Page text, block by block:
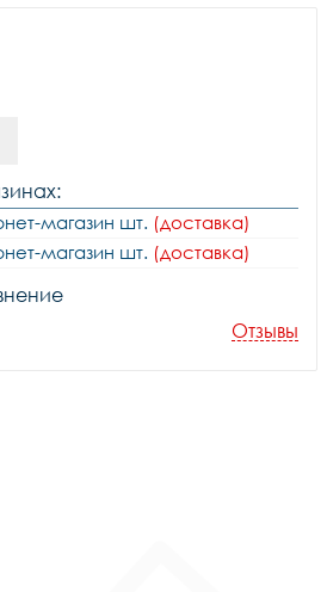
магазин шт. (доставка)
магазин шт. (доставка)
Отзывы